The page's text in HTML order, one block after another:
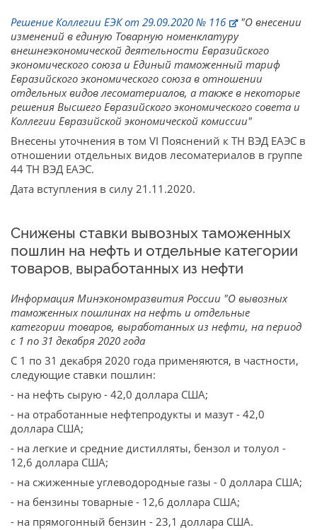
Решение Коллегии ЕЭК от 29.09.2020 № 116
"О внесении
изменений в единую Товарную номенклатуру
внешнеэкономической деятельности Евразийского
экономического союза и Единый таможенный тариф
Евразийского экономического союза в отношении
отдельных видов лесоматериалов, а также в некоторые
решения Высшего Евразийского экономического совета и
Коллегии Евразийской экономической комиссии"
Внесены уточнения в том VI Пояснений к ТН ВЭД ЕАЭС в
отношении отдельных видов лесоматериалов в группе
44 ТН ВЭД ЕАЭС.
Дата вступления в силу 21.11.2020.
Снижены ставки вывозных таможенных
пошлин на нефть и отдельные категории
товаров, выработанных из нефти
Информация Минэкономразвития России "О вывозных
таможенных пошлинах на нефть и отдельные
категории товаров, выработанных из нефти, на период
с 1 по 31 декабря 2020 года
С 1 по 31 декабря 2020 года применяются, в частности,
следующие ставки пошлин:
- на нефть сырую - 42,0 доллара США;
- на отработанные нефтепродукты и мазут - 42,0
доллара США;
- на легкие и средние дистилляты, бензол и толуол -
12,6 доллара США;
- на сжиженные углеводородные газы - 0 доллара США;
- на бензины товарные - 12,6 доллара США;
- на прямогонный бензин - 23,1 доллара США.